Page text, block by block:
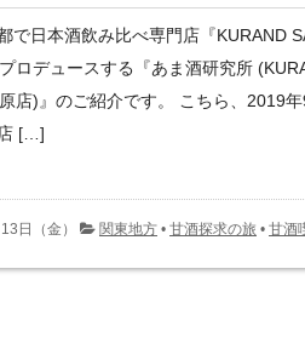
で日本酒飲み比べ専門店『KURAND
ロデュースする『あま酒研究所
店)』のご紹介です。 こちら、2019
[…]
日（金） 関東地方 • 甘酒探求の旅 • 甘酒